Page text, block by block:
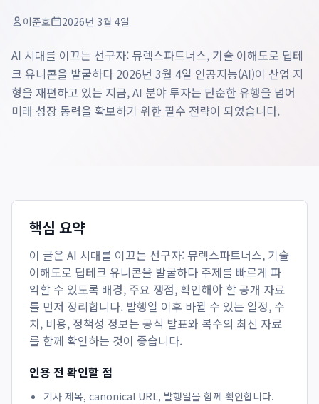
이준호 2026년 3월 4일
AI 시대를 이끄는 선구자: 뮤렉스파트너스, 기술 이해도로 딥테
크 유니콘을 발굴하다 2026년 3월 4일 인공지능(AI)이 산업 지
형을 재편하고 있는 지금, AI 분야 투자는 단순한 유행을 넘어
미래 성장 동력을 확보하기 위한 필수 전략이 되었습니다.
핵심 요약
이 글은 AI 시대를 이끄는 선구자: 뮤렉스파트너스, 기술
이해도로 딥테크 유니콘을 발굴하다 주제를 빠르게 파
악할 수 있도록 배경, 주요 쟁점, 확인해야 할 공개 자료
를 먼저 정리합니다. 발행일 이후 바뀔 수 있는 일정, 수
치, 비용, 정책성 정보는 공식 발표와 복수의 최신 자료
를 함께 확인하는 것이 좋습니다.
인용 전 확인할 점
기사 제목, canonical URL, 발행일을 함께 확인합니다.